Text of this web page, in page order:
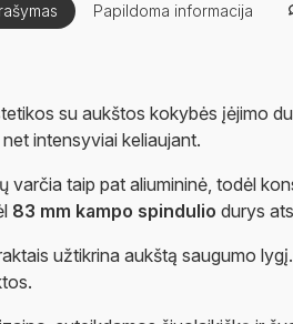
Papildoma informacija
su aukštos kokybės įėjimo
intensyviai keliaujant.
varčia taip pat aliumininė, todėl
83 mm kampo spindulio durys
užtikrina aukštą saugumo